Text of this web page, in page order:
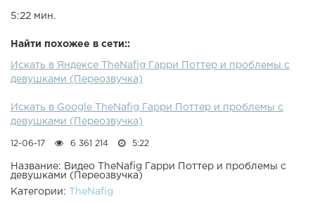
5:22 мин.
Найти похожее в сети::
Искать в Яндексе TheNafig Гарри Поттер и проблемы с
девушками (Переозвучка)
Искать в Google TheNafig Гарри Поттер и проблемы с
девушками (Переозвучка)
12-06-17 6 361 214 5:22
Название: Видео TheNafig Гарри Поттер и проблемы с
девушками (Переозвучка)
Категории:
TheNafig